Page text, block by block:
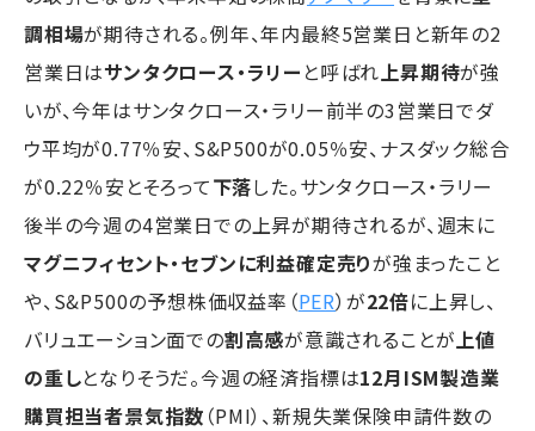
調相場が期待される。例年、年内最終5営業日と新年の2
営業日はサンタクロース・ラリー と呼ばれ 上昇期待が強
いが、今年はサンタクロース・ラリー前半の3営業日でダ
ウ平均が0.77％安、S&P500が0.05％安、ナスダック総合
が0.22％安とそろって下落した。サンタクロース・ラリー
後半の今週の4営業日での上昇が期待されるが、週末に
マグニフィセント・セブンに利益確定売りが強まったこと
や、S&P500の予想株価収益率（PER）が22倍に上昇し、
バリュエーション面での割高感が意識されることが 上値
の重しとなりそうだ。今週の経済指標は12月ISM製造業
購買担当者景気指数 （PMI）、新規失業保険申請件数の